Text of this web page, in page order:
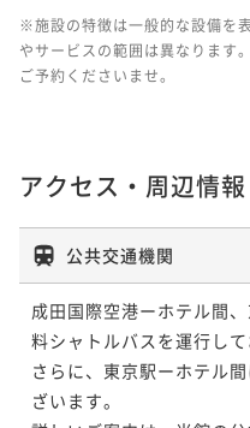
※施設の特徴は一般的な設備を
やサービスの範囲は異なります
ご予約くださいませ。
アクセス・周辺情報
公共交通機関
成田国際空港ーホテル間
料シャトルバスを運行して
さらに、東京駅ーホテル
ざいます。